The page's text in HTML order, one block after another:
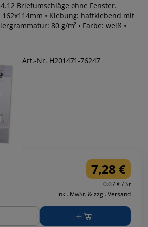
Briefumschläge ohne Fenster.
162x114mm • Klebung: haftklebend mit
80 g/m² • Farbe: weiß •
Art.-Nr. H201471-76247
7,28 €
0.07 € / St
inkl. MwSt. & zzgl. Versand